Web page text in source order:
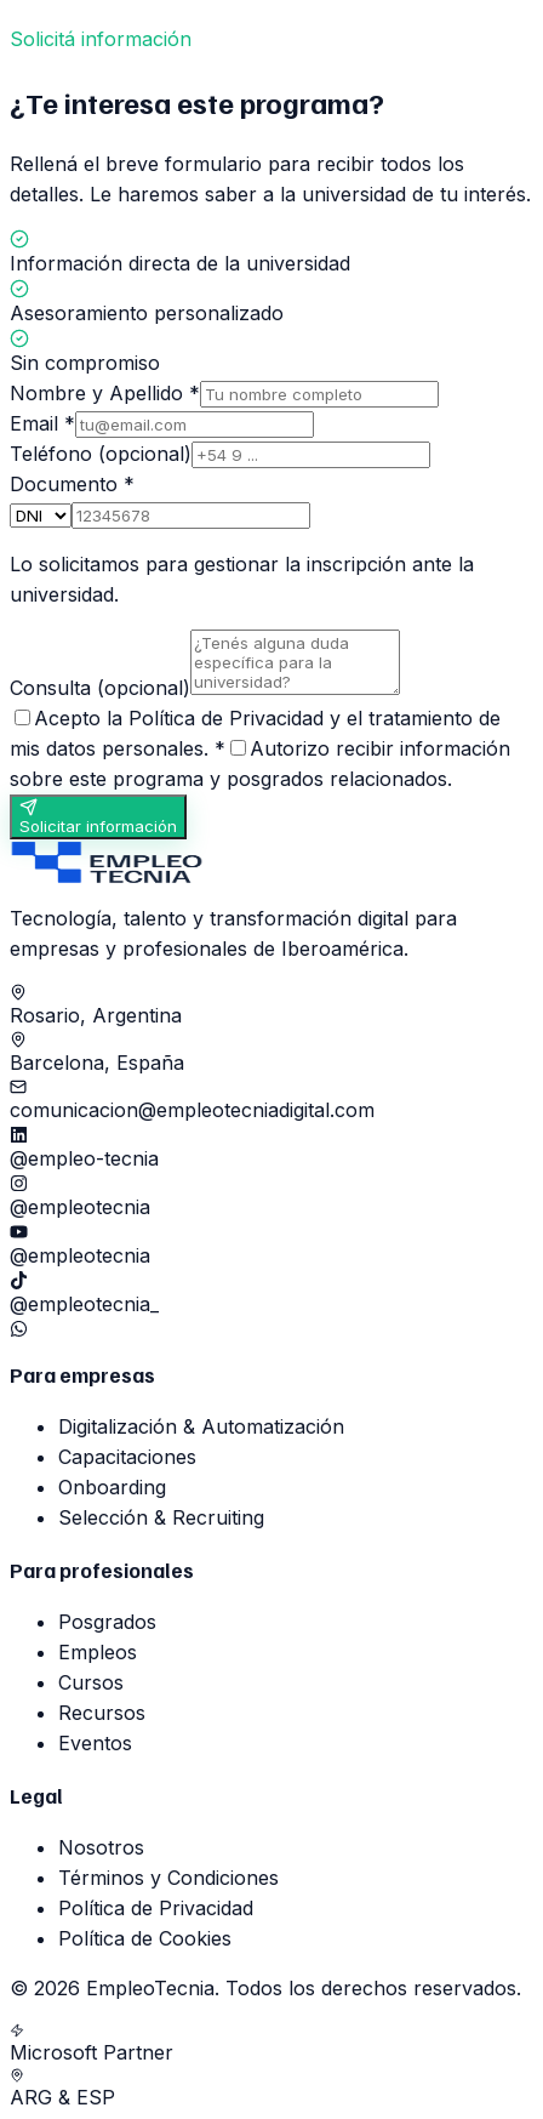
Solicitá información
¿Te interesa este programa?
Rellená el breve formulario para recibir todos los
detalles. Le haremos saber a la universidad de tu interés.
Información directa de la universidad
Asesoramiento personalizado
Sin compromiso
Nombre y Apellido *
Email *
Teléfono (opcional)
Documento *
Lo solicitamos para gestionar la inscripción ante la
universidad.
Consulta (opcional)
Acepto la Política de Privacidad y el tratamiento de
mis datos personales. *
Autorizo recibir información
sobre este programa y posgrados relacionados.
Solicitar información
Tecnología, talento y transformación digital para
empresas y profesionales de Iberoamérica.
Rosario, Argentina
Barcelona, España
comunicacion@empleotecniadigital.com
@empleo-tecnia
@empleotecnia
@empleotecnia
@empleotecnia_
Para empresas
Digitalización & Automatización
Capacitaciones
Onboarding
Selección & Recruiting
Para profesionales
Posgrados
Empleos
Cursos
Recursos
Eventos
Legal
Nosotros
Términos y Condiciones
Política de Privacidad
Política de Cookies
© 2026 EmpleoTecnia. Todos los derechos reservados.
Microsoft Partner
ARG & ESP